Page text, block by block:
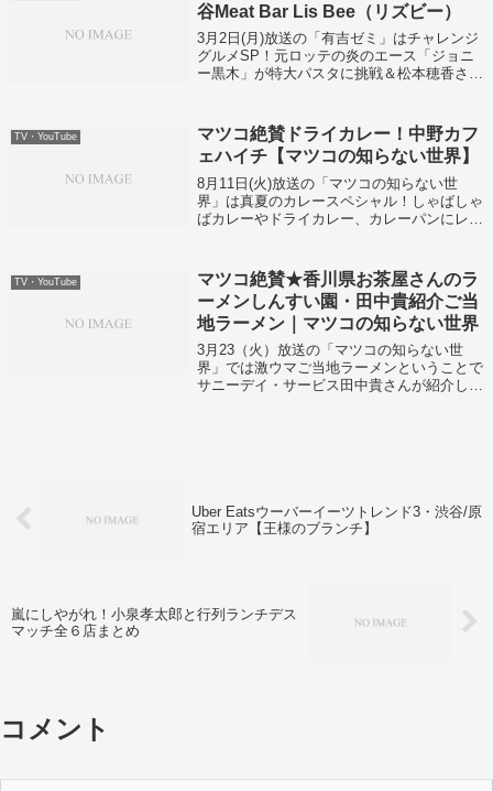
谷Meat Bar Lis Bee（リズビー）
3月2日(月)放送の「有吉ゼミ」はチャレンジ
グルメSP！元ロッテの炎のエース「ジョニ
ー黒木」が特大パスタに挑戦＆松本穂香さん
辛ホルモンライスのお店、渋谷のMea...
TV・YouTube
マツコ絶賛ドライカレー！中野カフ
ェハイチ【マツコの知らない世界】
8月11日(火)放送の「マツコの知らない世
界」は真夏のカレースペシャル！しゃばしゃ
ばカレーやドライカレー、カレーパンにレト
カレー！中野のカフェハイチがこちら！
TV・YouTube
マツコ絶賛★香川県お茶屋さんのラ
ーメンしんすい園・田中貴紹介ご当
地ラーメン｜マツコの知らない世界
3月23（火）放送の「マツコの知らない世
界」では激ウマご当地ラーメンということで
サニーデイ・サービス田中貴さんが紹介して
Uber Eatsウーバーイーツトレンド3・渋谷/原
宿エリア【王様のブランチ】
嵐にしやがれ！小泉孝太郎と行列ランチデス
マッチ全６店まとめ
コメント